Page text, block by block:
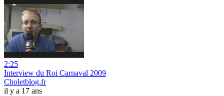
2:25
Interview du Roi Carnaval 2009
Choletblog.fr
il y a 17 ans